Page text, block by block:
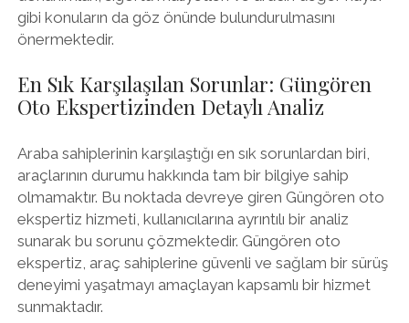
gibi konuların da göz önünde bulundurulmasını
önermektedir.
En Sık Karşılaşılan Sorunlar: Güngören
Oto Ekspertizinden Detaylı Analiz
Araba sahiplerinin karşılaştığı en sık sorunlardan biri,
araçlarının durumu hakkında tam bir bilgiye sahip
olmamaktır. Bu noktada devreye giren Güngören oto
ekspertiz hizmeti, kullanıcılarına ayrıntılı bir analiz
sunarak bu sorunu çözmektedir. Güngören oto
ekspertiz, araç sahiplerine güvenli ve sağlam bir sürüş
deneyimi yaşatmayı amaçlayan kapsamlı bir hizmet
sunmaktadır.